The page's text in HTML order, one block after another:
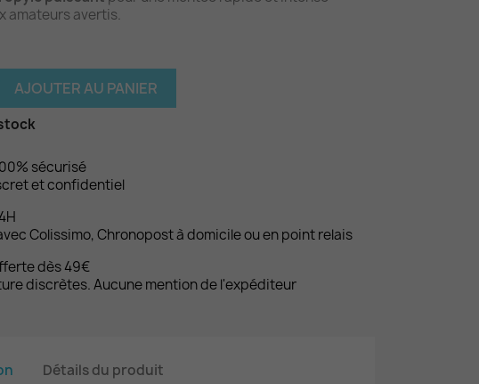
amateurs avertis.
AJOUTER AU PANIER
sécurisé
et confidentiel
Colissimo, Chronopost à domicile ou en point relais
dès 49€
discrètes. Aucune mention de l'expéditeur
Détails du produit